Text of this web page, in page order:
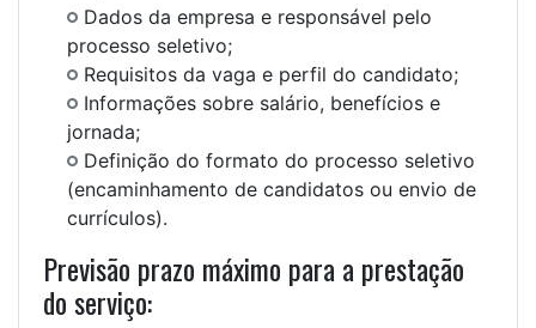
Dados da empresa e responsável pelo
processo seletivo;
Requisitos da vaga e perfil do candidato;
Informações sobre salário, benefícios e
jornada;
Definição do formato do processo seletivo
(encaminhamento de candidatos ou envio de
currículos).
Previsão prazo máximo para a prestação
do serviço: